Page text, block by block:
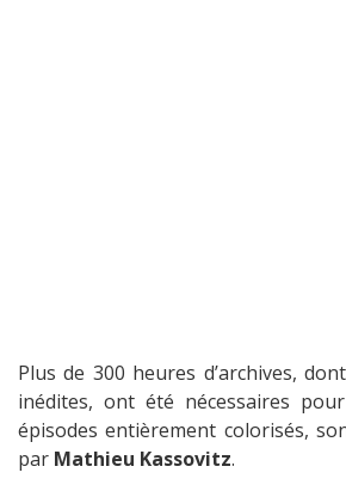
Plus de 300 heures d’archives,
inédites, ont été nécessaires
épisodes entièrement colorisés,
par Mathieu Kassovitz.